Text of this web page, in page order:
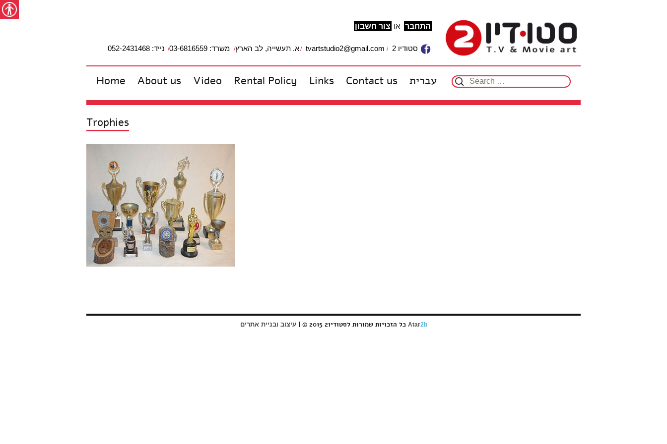
studio2
התחבר או צור חשבון
א. תעשייה, לב הארץ משרד: 03-6816559 נייד: 052-2431468 tvartstudio2@gmail.com
Home About us Video Rental Policy Links Contact us עברית Search for:
Trophies
כל הזכויות שמורות לסטודיו2 2015 © |עיצוב ובניית אתרים Atar2b